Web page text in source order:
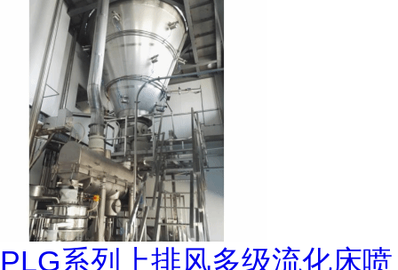
PLG系列上排风多级流化床喷